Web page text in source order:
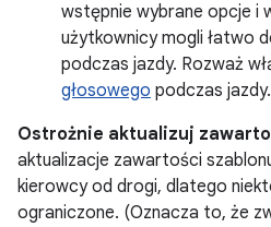
wstępnie wybrane opcje i
użytkownicy mogli łatwo
podczas jazdy. Rozważ
głosowego podczas jazdy.
Ostrożnie aktualizuj
aktualizacje zawartości
kierowcy od drogi, dlatego
ograniczone. (Oznacza to, że